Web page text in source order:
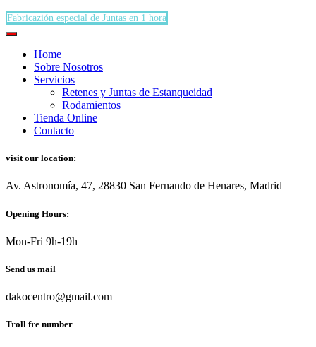
Fabricazión especial de Juntas en 1 hora
Home
Sobre Nosotros
Servicios
Retenes y Juntas de Estanqueidad
Rodamientos
Tienda Online
Contacto
visit our location:
Av. Astronomía, 47, 28830 San Fernando de Henares, Madrid
Opening Hours:
Mon-Fri 9h-19h
Send us mail
dakocentro@gmail.com
Troll fre number